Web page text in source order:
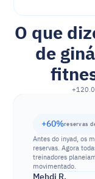
O que
de
+60%reservas
Antes do inyad, os
reservas. Agora
treinadores
movimentado.